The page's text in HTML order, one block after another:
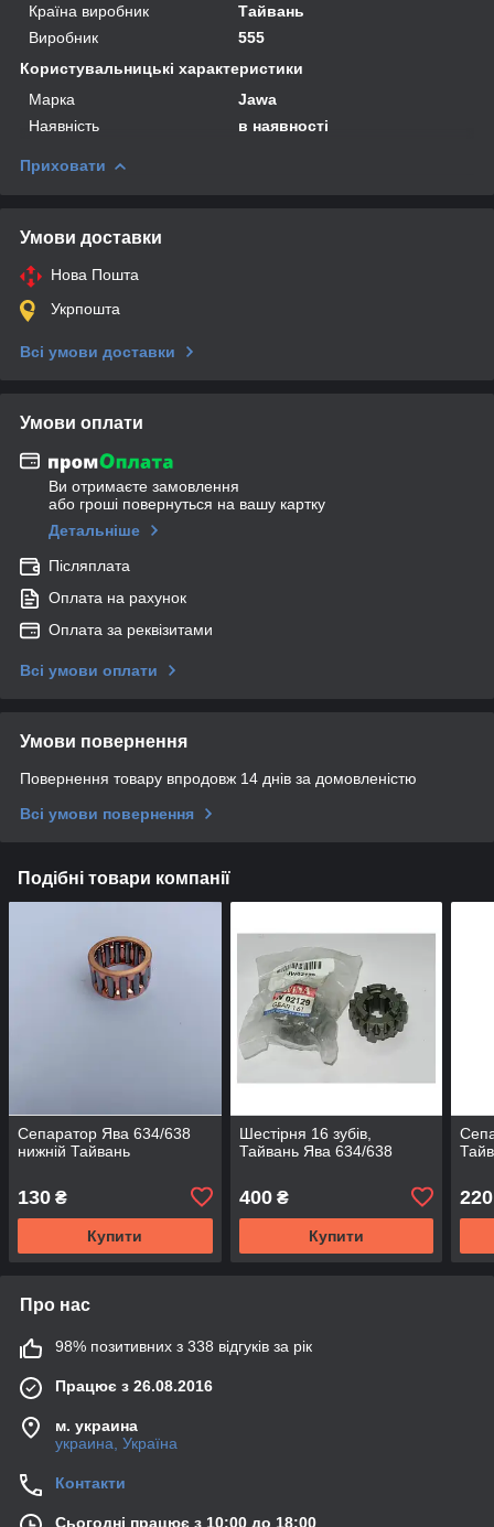
Країна виробник
Тайвань
Виробник
555
Користувальницькі характеристики
Марка
Jawa
Наявність
в наявності
Приховати
Умови доставки
Нова Пошта
Укрпошта
Всі умови доставки
Умови оплати
Ви отримаєте замовлення
або гроші повернуться на вашу картку
Детальніше
Післяплата
Оплата на рахунок
Оплата за реквізитами
Всі умови оплати
Умови повернення
Повернення товару впродовж 14 днів за домовленістю
Всі умови повернення
Подібні товари компанії
Сепаратор Ява 634/638
нижній Тайвань
130 ₴
Купити
Шестірня 16 зубів,
Тайвань Ява 634/638
400₴
Купити
220
Про нас
98% позитивних з 338 відгуків за рік
Працює з 26.08.2016
м. украина
украина, Україна
Контакти
Сьогодні працює з 10:00 до 18:00